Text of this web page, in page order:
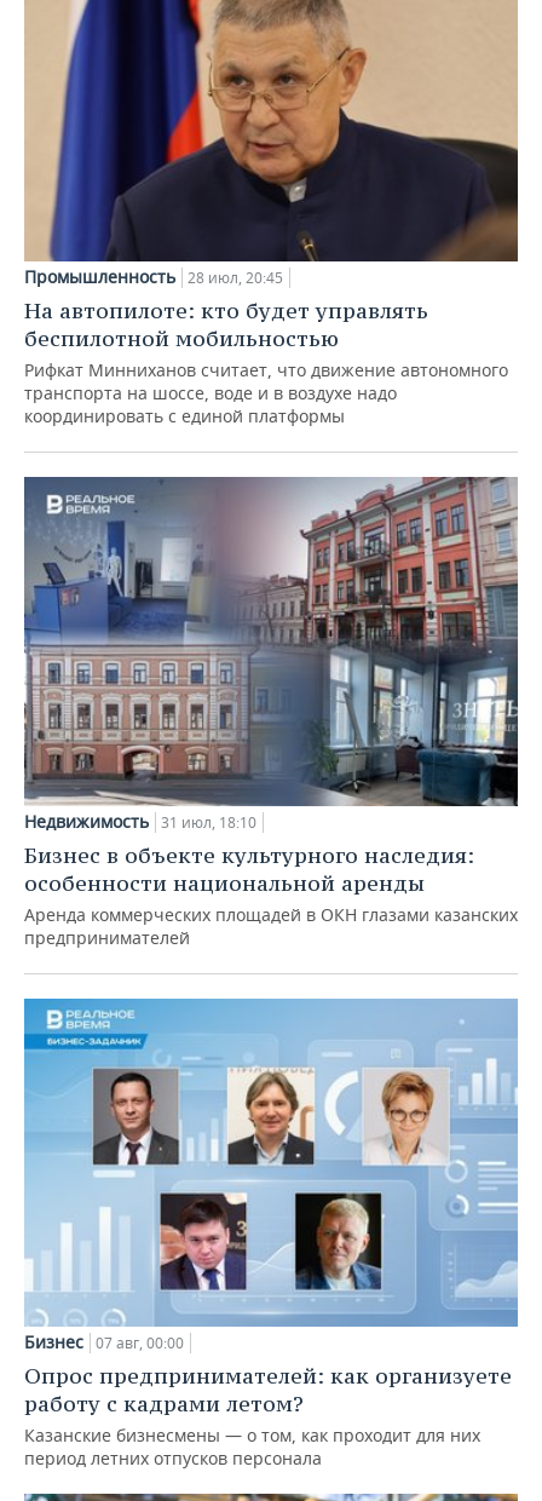
Промышленность 28 июл, 20:45
На автопилоте: кто будет управлять
беспилотной мобильностью
Рифкат Минниханов считает, что движение автономного
транспорта на шоссе, воде и в воздухе надо
координировать с единой платформы
Недвижимость 31 июл, 18:10
Бизнес в объекте культурного наследия:
особенности национальной аренды
Аренда коммерческих площадей в ОКН глазами казанских
предпринимателей
Бизнес 07 авг, 00:00
Опрос предпринимателей: как организуете
работу с кадрами летом?
Казанские бизнесмены — о том, как проходит для них
период летних отпусков персонала